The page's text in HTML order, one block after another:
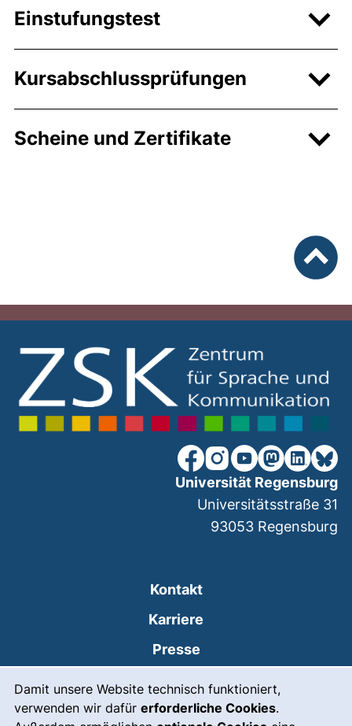
Damit unsere Website technisch funktioniert,
verwenden wir dafür erforderliche Cookies.
Einstufungstest
Kursabschlussprüfungen
Scheine und Zertifikate
unsere Facebook-Seite
unsere Instagram-
unsere YouTube-
unsereunsere
Kontakt
Karriere
Presse
Leichte Sprache
Universität Regensburg
Universitätsstraße 31
93053 Regensburg